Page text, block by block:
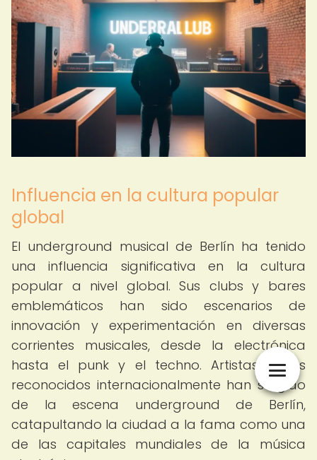
Influencia en la cultura popular
global
El underground musical de Berlín ha tenido
una influencia significativa en la cultura
popular a nivel global. Sus clubs y bares
emblemáticos han sido escenarios de
innovación y experimentación en diversas
corrientes musicales, desde la electrónica
hasta el punk y el techno. Artistas y DJs
reconocidos internacionalmente han surgido
de la escena underground de Berlín,
catapultando la ciudad a la fama como una
de las capitales mundiales de la música